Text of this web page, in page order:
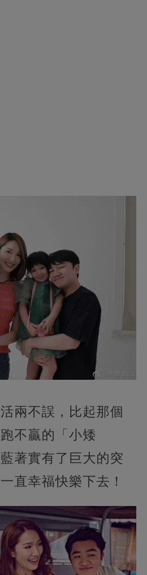
兩不誤，比起那個
不贏的「小矮
著實有了巨大的突
直幸福快樂下去！